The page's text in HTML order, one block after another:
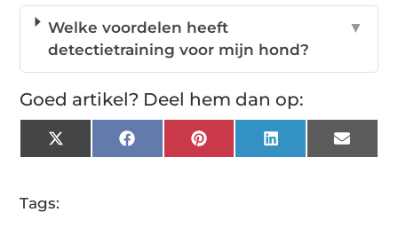
Welke voordelen heeft
detectietraining voor mijn hond?
▼
Goed artikel? Deel hem dan op:
X
(Twitter)
FacebookPinterestLinkedInEmail
Tags: